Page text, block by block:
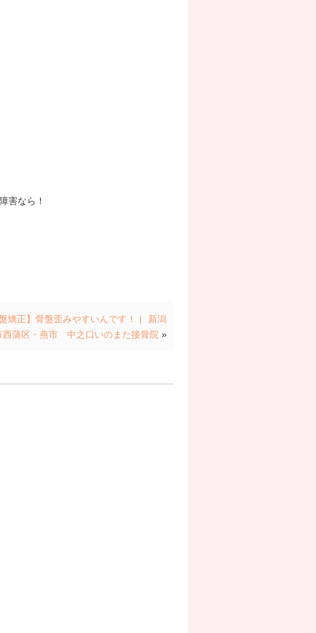
害なら！
矯正】骨盤歪みやすいんです！｜ 新潟
西蒲区・燕市 中之口いのまた接骨院 »